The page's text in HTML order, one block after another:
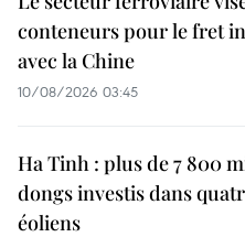
conteneurs pour le fret
avec la Chine
10/08/2026 03:45
Ha Tinh : plus de 7 800
dongs investis dans
éoliens